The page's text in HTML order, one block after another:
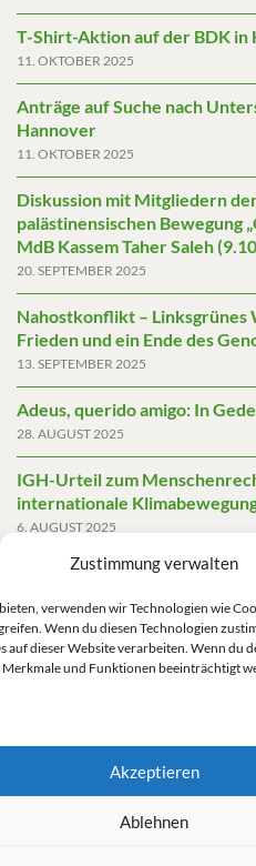
Zustimmung verwalten
verwenden wir Technologien wie
Wenn du diesen Technologien
auf dieser Website verarbeiten. Wenn du
und Funktionen beeinträchtigt
Akzeptieren
Ablehnen
T-Shirt-Aktion auf der BDK in
11. OKTOBER 2025
Anträge auf Suche nach
Hannover
11. OKTOBER 2025
Diskussion mit Mitgliedern
palästinensischen Bewegung
MdB Kassem Taher Saleh
20. SEPTEMBER 2025
Nahostkonflikt –
Frieden und ein Ende des
13. SEPTEMBER 2025
Adeus, querido amigo: In
28. AUGUST 2025
IGH-Urteil zum
internationale
6. AUGUST 2025
Friedensgutachten 2025
Die AfD mit mehr
14. MAI 2025
Impressum/Datenschutz